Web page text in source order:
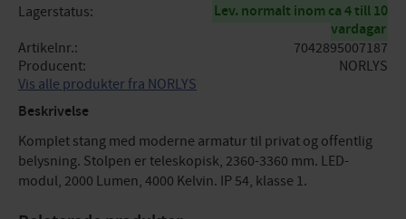
Lagerstatus
Lev. normalt inom ca 4 till 10
vardagar
Artikelnr.
7042895007187
Producent
NORLYS
Vis alle produkter fra NORLYS
Beskrivelse
Komplet stang med moderne armatur til privat og offentlig
belysning. Stolpen er teleskopisk, 2360-3360 mm. LED-
modul, 2000 Lumen, 4000 Kelvin. IP 54, klasse 1.